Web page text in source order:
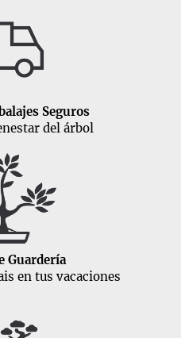
Seguros
del árbol
Guardería
en tus vacaciones